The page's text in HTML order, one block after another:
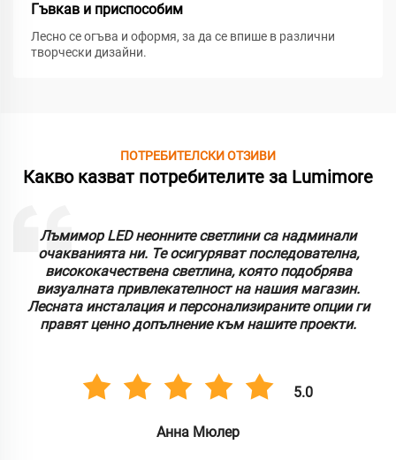
Гъвкав и приспособим
Лесно се огъва и оформя, за да се впише в различни
творчески дизайни.
ПОТРЕБИТЕЛСКИ ОТЗИВИ
Какво казват потребителите за Lumimore
Лъмимор LED неонните светлини са надминали
очакванията ни. Те осигуряват последователна,
висококачествена светлина, която подобрява
визуалната привлекателност на нашия магазин.
Лесната инсталация и персонализираните опции ги
правят ценно допълнение към нашите проекти.
5.0
Анна Мюлер